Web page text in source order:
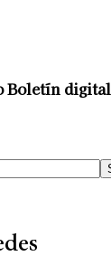
Boletín digital